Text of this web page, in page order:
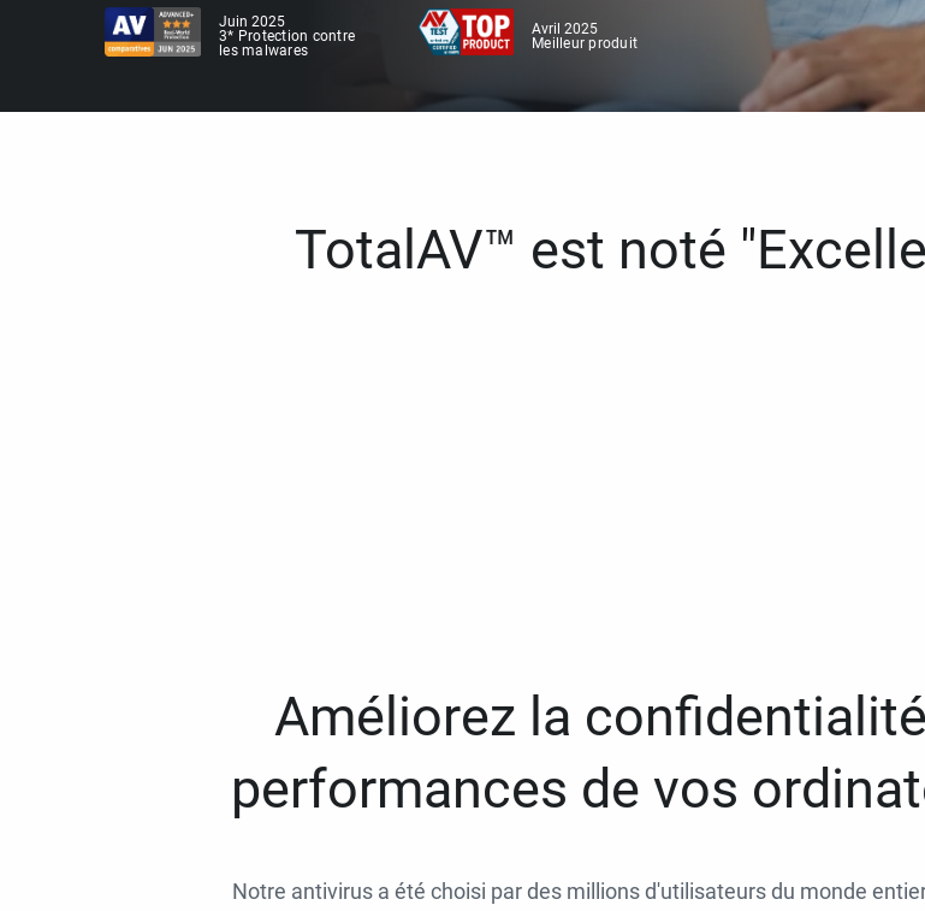
Juin 2025
3* Protection contre
les malwares
Avril 2025
Meilleur produit
TotalAV™ est noté
Améliorez la
performances de vos
Notre antivirus a été choisi par des millions d'utilisateurs du monde